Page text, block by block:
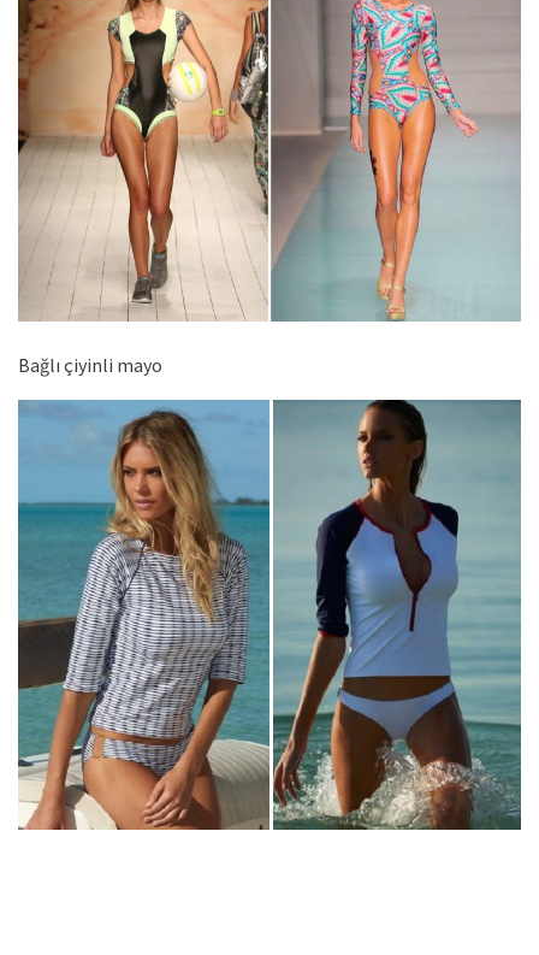
Bağlı çiyinli mayo